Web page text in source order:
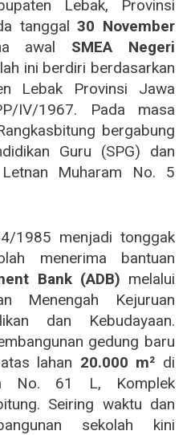
Lebak, Provinsi
tanggal30 November
awal SMEA Negeri
ini berdiri berdasarkan
Lebak Provinsi Jawa
IV/1967. Pada masa
bergabung
Guru (SPG) dan
Muharam No. 5
1985 menjadi tonggak
menerima bantuan
Bank (ADB) melalui
Menengah Kejuruan
dan Kebudayaan.
gedung baru
lahan 20.000 m² di
No. 61 L, Komplek
Seiring waktu dan
sekolah kini